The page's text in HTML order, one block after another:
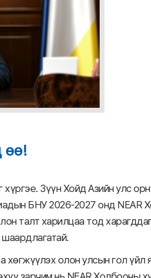
өө!
Зүүн Хойд Азийн улс
БНУ 2026-2027 онд NEAR
талт харилцаа тод
хөгжүүлэх олон улсын гол үйл